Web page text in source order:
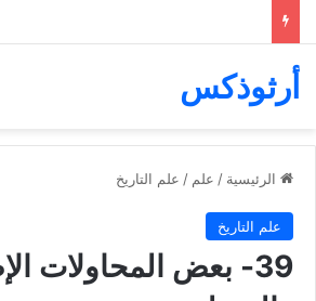
أرثوذكس
الرئيسية / علم / علم التاريخ
علم التاريخ
39- بعض المحاولات